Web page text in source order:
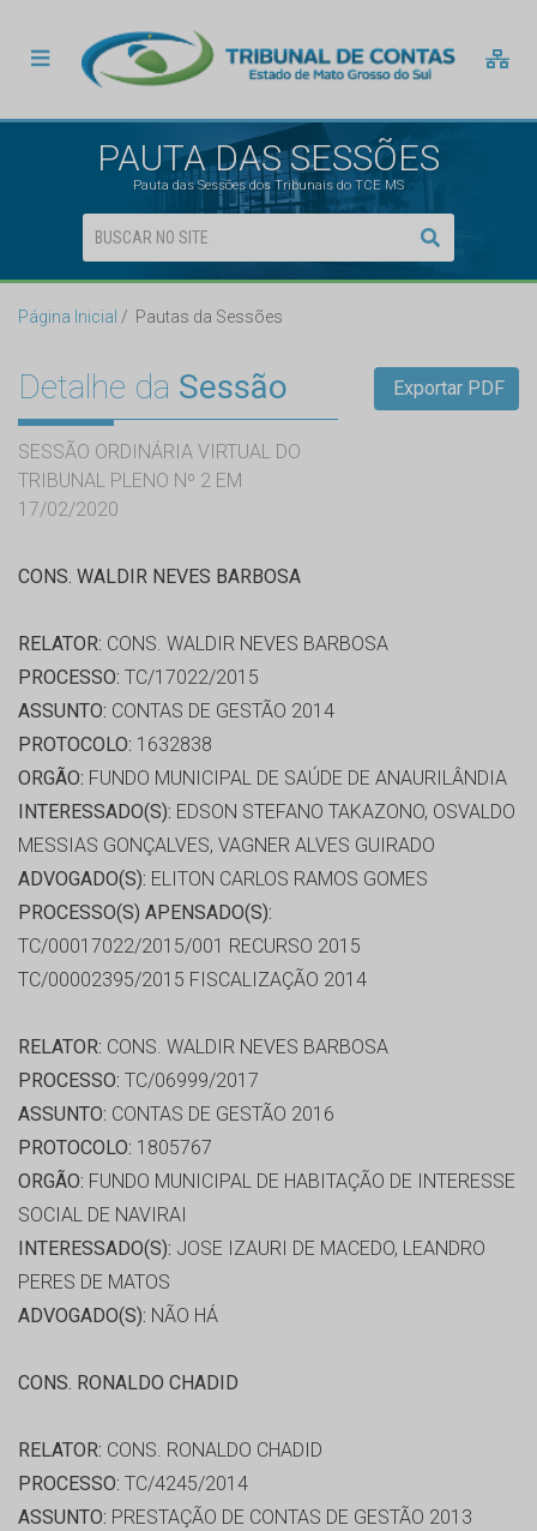
PAUTA DAS SESSÕES
Pauta das Sessões dos Tribunais do TCE MS
Página Inicial Pautas da Sessões
Detalhe da Sessão
SESSÃO ORDINÁRIA VIRTUAL DO
TRIBUNAL PLENO Nº 2 EM
17/02/2020
Exportar PDF
CONS. WALDIR NEVES BARBOSA
RELATOR: CONS. WALDIR NEVES BARBOSA
PROCESSO: TC/17022/2015
ASSUNTO: CONTAS DE GESTÃO 2014
PROTOCOLO: 1632838
ORGÃO: FUNDO MUNICIPAL DE SAÚDE DE ANAURILÂNDIA
INTERESSADO(S): EDSON STEFANO TAKAZONO, OSVALDO
MESSIAS GONÇALVES, VAGNER ALVES GUIRADO
ADVOGADO(S): ELITON CARLOS RAMOS GOMES
PROCESSO(S) APENSADO(S):
TC/00017022/2015/001 RECURSO 2015
TC/00002395/2015 FISCALIZAÇÃO 2014
RELATOR: CONS. WALDIR NEVES BARBOSA
PROCESSO: TC/06999/2017
ASSUNTO: CONTAS DE GESTÃO 2016
PROTOCOLO: 1805767
ORGÃO: FUNDO MUNICIPAL DE HABITAÇÃO DE INTERESSE
SOCIAL DE NAVIRAI
INTERESSADO(S): JOSE IZAURI DE MACEDO, LEANDRO
PERES DE MATOS
ADVOGADO(S): NÃO HÁ
CONS. RONALDO CHADID
RELATOR: CONS. RONALDO CHADID
PROCESSO: TC/4245/2014
ASSUNTO: PRESTAÇÃO DE CONTAS DE GESTÃO 2013